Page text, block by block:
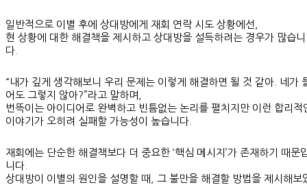
일반적으로 이별 후에 상대방에게 재회 연락 시도 상황에선,
현 상황에 대한 해결책을 제시하고 상대방을 설득하려는 경우가 많습니
다.
“내가 깊게 생각해보니 우리 문제는 이렇게 해결하면 될 것 같아. 네가
어도 그렇지 않아?”라고 말하며,
번뜩이는 아이디어로 완벽하고 빈틈없는 논리를 펼치지만 이런 합리적
이야기가 오히려 실패할 가능성이 높습니다.
재회에는 단순한 해결책보다 더 중요한 ‘핵심 메시지’가 존재하기 때문
니다.
상대방이 이별의 원인을 설명할 때, 그 불만을 해결할 방법을 제시해보